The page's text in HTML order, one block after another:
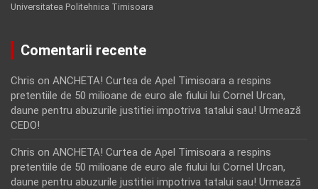
Universitatea Politehnica Timisoara
Comentarii recente
Chris on ANCHETA! Curtea de Apel Timisoara a respins
pretentiile de 50 milioane de euro ale fiului lui Cornel Urcan,
daune pentru abuzurile justitiei impotriva tatalui sau! Urmează
CEDO!
Chris on ANCHETA! Curtea de Apel Timisoara a respins
pretentiile de 50 milioane de euro ale fiului lui Cornel Urcan,
daune pentru abuzurile justitiei impotriva tatalui sau! Urmează